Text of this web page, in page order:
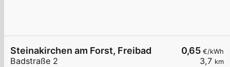
0,65 €/kWh
3,7 km
Steinakirchen am Forst, Freibad
Badstraße 2